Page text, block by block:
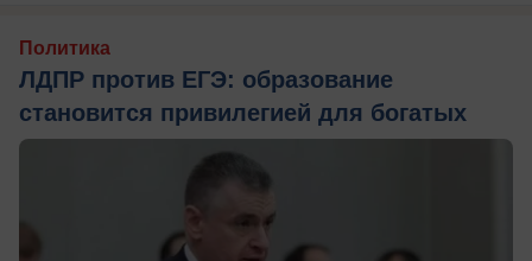
Политика
ЛДПР против ЕГЭ: образование
становится привилегией для богатых